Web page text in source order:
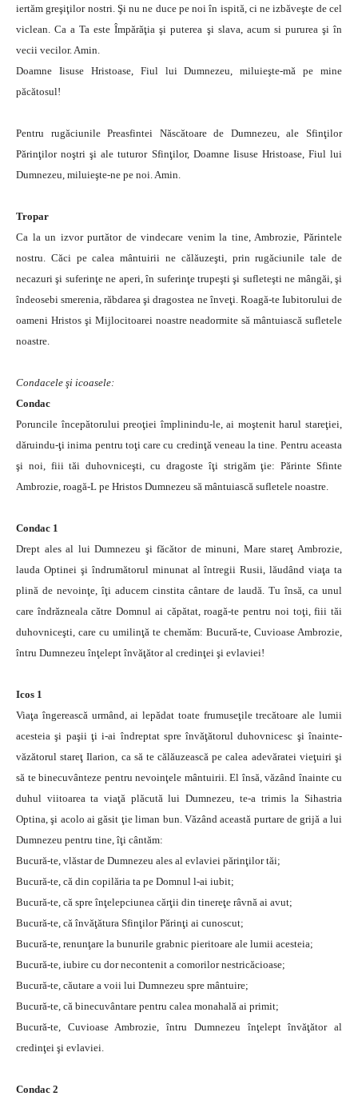
iertăm greşiţilor nostri. Şi nu ne duce pe noi în ispită, ci ne izbăveşte de cel
viclean. Ca a Ta este Împărăţia şi puterea şi slava, acum si pururea şi în
vecii vecilor. Amin.
Doamne Iisuse Hristoase, Fiul lui Dumnezeu, miluieşte-mă pe mine
păcătosul!
Pentru rugăciunile Preasfintei Născătoare de Dumnezeu, ale Sfinţilor
Părinţilor noştri şi ale tuturor Sfinţilor, Doamne Iisuse Hristoase, Fiul lui
Dumnezeu, miluieşte-ne pe noi. Amin.
Tropar
Ca la un izvor purtător de vindecare venim la tine, Ambrozie, Părintele
nostru. Căci pe calea mântuirii ne călăuzeşti, prin rugăciunile tale de
necazuri şi suferinţe ne aperi, în suferinţe trupeşti şi sufleteşti ne mângăi, şi
îndeosebi smerenia, răbdarea şi dragostea ne înveţi. Roagă-te Iubitorului de
oameni Hristos şi Mijlocitoarei noastre neadormite să mântuiască sufletele
noastre.
Condacele şi icoasele:
Condac
Poruncile începătorului preoţiei împlinindu-le, ai moştenit harul stareţiei,
dăruindu-ţi inima pentru toţi care cu credinţă veneau la tine. Pentru aceasta
şi noi, fiii tăi duhovniceşti, cu dragoste îţi strigăm ţie: Părinte Sfinte
Ambrozie, roagă-L pe Hristos Dumnezeu să mântuiască sufletele noastre.
Condac 1
Drept ales al lui Dumnezeu şi făcător de minuni, Mare stareţ Ambrozie,
lauda Optinei şi îndrumătorul minunat al întregii Rusii, lăudând viaţa ta
plină de nevoinţe, îţi aducem cinstita cântare de laudă. Tu însă, ca unul
care îndrăzneala către Domnul ai căpătat, roagă-te pentru noi toţi, fiii tăi
duhovniceşti, care cu umilinţă te chemăm: Bucură-te, Cuvioase Ambrozie,
întru Dumnezeu înţelept învăţător al credinţei şi evlaviei!
Icos 1
Viaţa îngerească urmând, ai lepădat toate frumuseţile trecătoare ale lumii
acesteia şi paşii ţi i-ai îndreptat spre învăţătorul duhovnicesc şi înainte-
văzătorul stareţ Ilarion, ca să te călăuzească pe calea adevăratei vieţuiri şi
să te binecuvânteze pentru nevoinţele mântuirii. El însă, văzând înainte cu
duhul viitoarea ta viaţă plăcută lui Dumnezeu, te-a trimis la Sihastria
Optina, şi acolo ai găsit ţie liman bun. Văzând această purtare de grijă a lui
Dumnezeu pentru tine, îţi cântăm:
Bucură-te, vlăstar de Dumnezeu ales al evlaviei părinţilor tăi;
Bucură-te, că din copilăria ta pe Domnul l-ai iubit;
Bucură-te, că spre înţelepciunea cărţii din tinereţe râvnă ai avut;
Bucură-te, că învăţătura Sfinţilor Părinţi ai cunoscut;
Bucură-te, renunţare la bunurile grabnic pieritoare ale lumii acesteia;
Bucură-te, iubire cu dor necontenit a comorilor nestricăcioase;
Bucură-te, căutare a voii lui Dumnezeu spre mântuire;
Bucură-te, că binecuvântare pentru calea monahală ai primit;
Bucură-te, Cuvioase Ambrozie, întru Dumnezeu înţelept învăţător al
credinţei şi evlaviei.
Condac 2